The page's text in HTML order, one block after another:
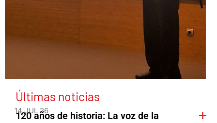
Últimas noticias
14 JUL 26
120 años de historia: La voz de la